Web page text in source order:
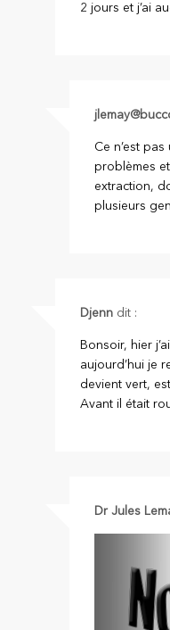
2 jours et j’ai
Ce n’est
problèmes
extraction,
plusieurs
Djenn dit :
Bonsoir, hier
aujourd’hui je
devient vert,
Avant il était
Dr Jules